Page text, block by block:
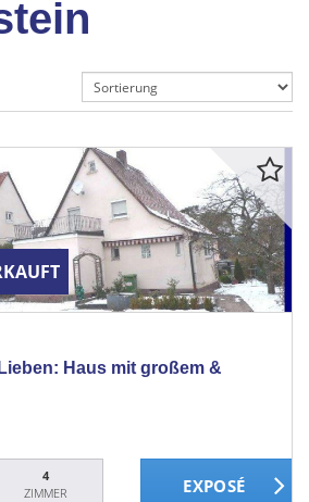
Haus mit großem &
4
ZIMMER